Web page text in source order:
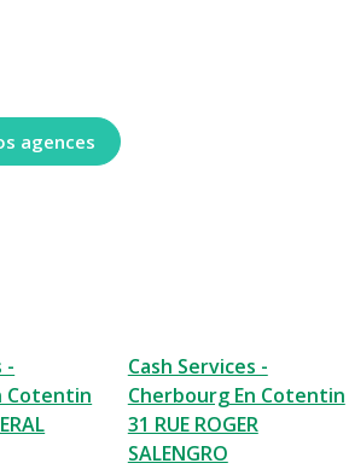
agences
-
Cotentin
Cash Services -
Cherbourg En Cotentin
31 RUE ROGER
SALENGRO